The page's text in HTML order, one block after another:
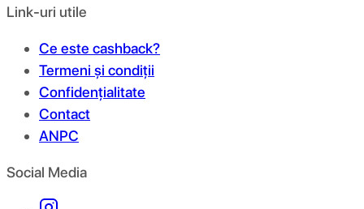
Link-uri utile
Ce este cashback?
Termeni și condiții
Confidențialitate
Contact
ANPC
Social Media